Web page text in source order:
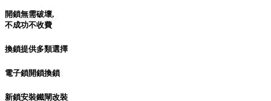
開鎖無需破壞,
不成功不收費
換鎖提供多類選擇
電子鎖開鎖換鎖
新鎖安裝鐵閘改裝